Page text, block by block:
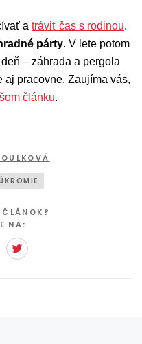
a tráviť čas s rodinou.
párty. V lete potom
– záhrada a pergola
aj pracovne. Zaujíma vás,
článku.
NA:
Pinterest